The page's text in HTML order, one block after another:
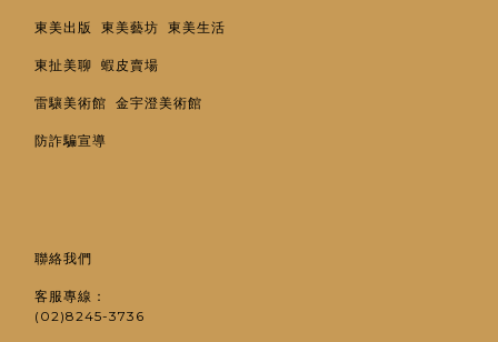
東美出版 東美藝坊 東美生活
東扯美聊 蝦皮賣場
雷驤美術館 金宇澄美術館
防詐騙宣導
聯絡我們
客服專線：
(02)8245-3736